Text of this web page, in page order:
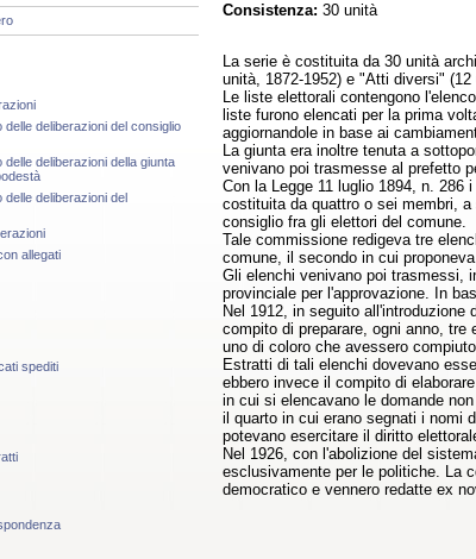
delle deliberazioni del consiglio
delle deliberazioni della giunta
delle deliberazioni del
allegati
spediti
Consistenza: 30 unità
La serie è costituita da 30 unità
unità, 1872-1952) e "Atti diversi" (12
Le liste elettorali contengono
liste furono elencati per la prima
aggiornandole in base ai
La giunta era inoltre tenuta a
venivano poi trasmesse al prefetto
Con la Legge 11 luglio 1894, n. 286
costituita da quattro o sei membri,
consiglio fra gli elettori del comune.
Tale commissione redigeva tre
comune, il secondo in cui
Gli elenchi venivano poi trasmessi,
provinciale per l'approvazione. In
Nel 1912, in seguito
compito di preparare, ogni anno,
uno di coloro che avessero
Estratti di tali elenchi dovevano
ebbero invece il compito di
in cui si elencavano le domande
il quarto in cui erano segnati i nomi
potevano esercitare il diritto
Nel 1926, con l'abolizione del
esclusivamente per le politiche. La
democratico e vennero redatte ex